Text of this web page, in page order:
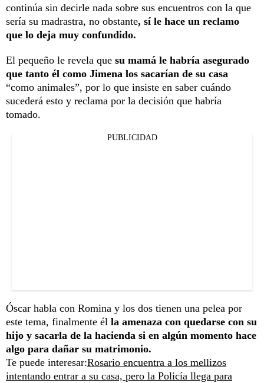
continúa sin decirle nada sobre sus encuentros con la que
sería su madrastra, no obstante, sí le hace un reclamo
que lo deja muy confundido.
El pequeño le revela que su mamá le habría asegurado
que tanto él como Jimena los sacarían de su casa
“como animales”, por lo que insiste en saber cuándo
sucederá esto y reclama por la decisión que habría
tomado.
PUBLICIDAD
Óscar habla con Romina y los dos tienen una pelea por
este tema, finalmente él la amenaza con quedarse con su
hijo y sacarla de la hacienda si en algún momento hace
algo para dañar su matrimonio.
Te puede interesar:Rosario encuentra a los mellizos
intentando entrar a su casa, pero la Policía llega para